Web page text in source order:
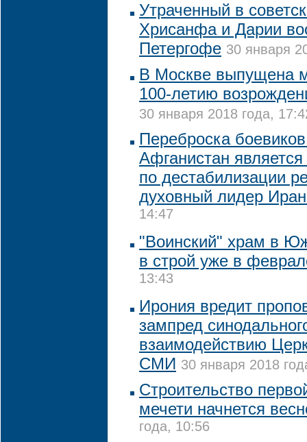
Утраченный в
Хрисанфа и Дарии
Петергофе 30 января
В Москве выпущена
100-летию
30 января 2018 года,
Переброска
Афганистан
по дестабилизации
духовный лидер
14:47
"Воинский" храм в
в строй уже в
13:43
Ирония вредит
зампред
взаимодействию
СМИ 30 января 2018
Строительство
мечети начнется
года, 10:56